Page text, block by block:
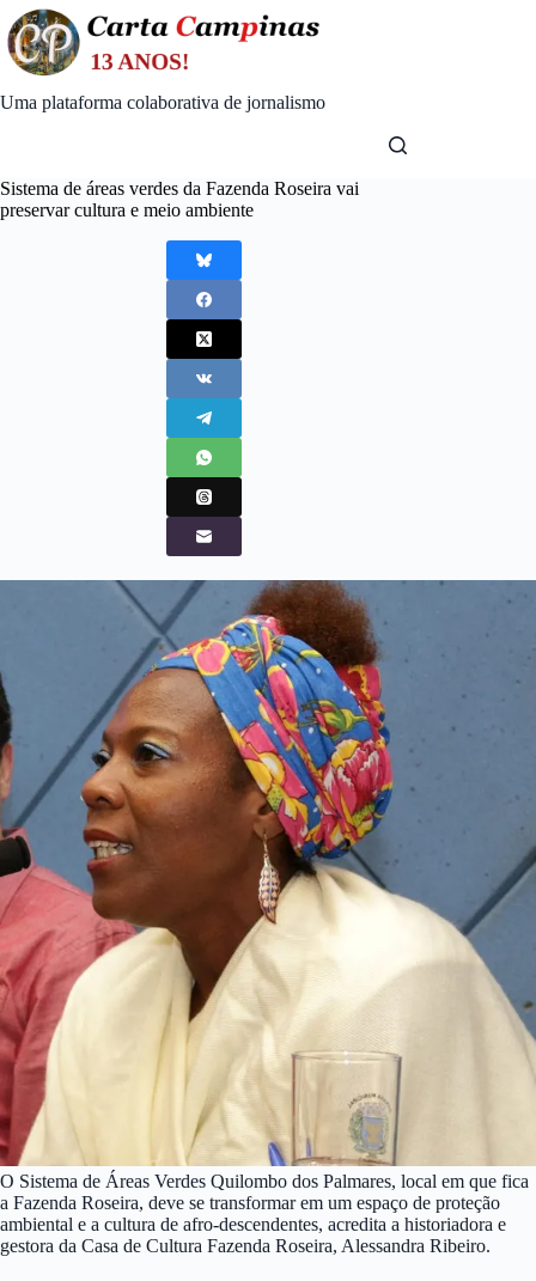
Skip
to
content
Uma plataforma colaborativa de jornalismo
Sistema de áreas verdes da Fazenda Roseira vai
preservar cultura e meio ambiente
O Sistema de Áreas Verdes Quilombo dos Palmares, local em que fica
a Fazenda Roseira, deve se transformar em um espaço de proteção
ambiental e a cultura de afro-descendentes, acredita a historiadora e
gestora da Casa de Cultura Fazenda Roseira, Alessandra Ribeiro.